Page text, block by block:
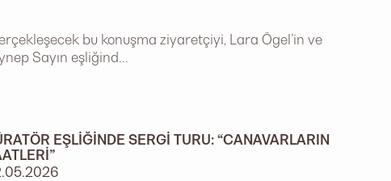
bu konuşma ziyaretçiyi, Lara Ögel’in ve
Sayın eşliğind...
EŞLIĞINDE SERGI TURU: “CANAVARLARIN